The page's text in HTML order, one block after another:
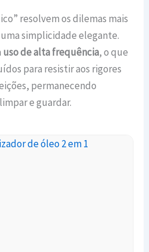
resolvem os dilemas mais
simplicidade elegante.
uso de alta frequência, o que
para resistir aos rigores
permanecendo
e guardar.